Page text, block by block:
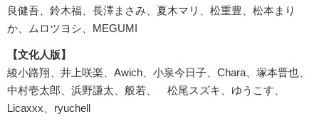
良健吾、鈴木福、長澤まさみ、夏木マリ、松重豊、松本まり
か、ムロツヨシ、MEGUMI
【文化人版】
綾小路翔、井上咲楽、Awich、小泉今日子、Chara、塚本晋也、
中村壱太郎、浜野謙太、般若、 松尾スズキ、ゆうこす、
Licaxxx、ryuchell